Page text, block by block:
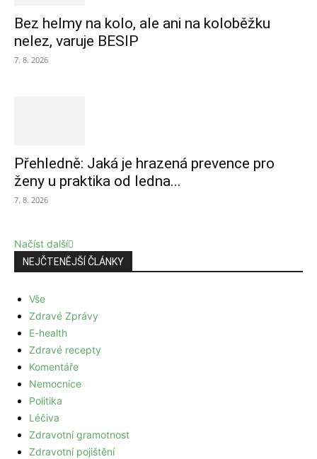
Bez helmy na kolo, ale ani na koloběžku
nelez, varuje BESIP
7. 8. 2026
Přehledně: Jaká je hrazená prevence pro
ženy u praktika od ledna...
7. 8. 2026
Načíst další
NEJČTENĚJŠÍ ČLÁNKY
Vše
Zdravé Zprávy
E-health
Zdravé recepty
Komentáře
Nemocnice
Politika
Léčiva
Zdravotní gramotnost
Zdravotní pojištění